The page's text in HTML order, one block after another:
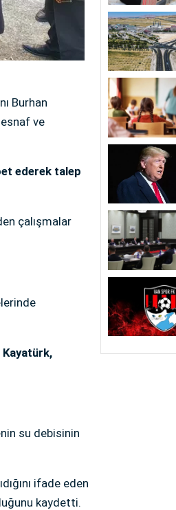
Burhan
ve
ederek talep
çalışmalar
Kayatürk,
su debisinin
ifade eden
kaydetti.